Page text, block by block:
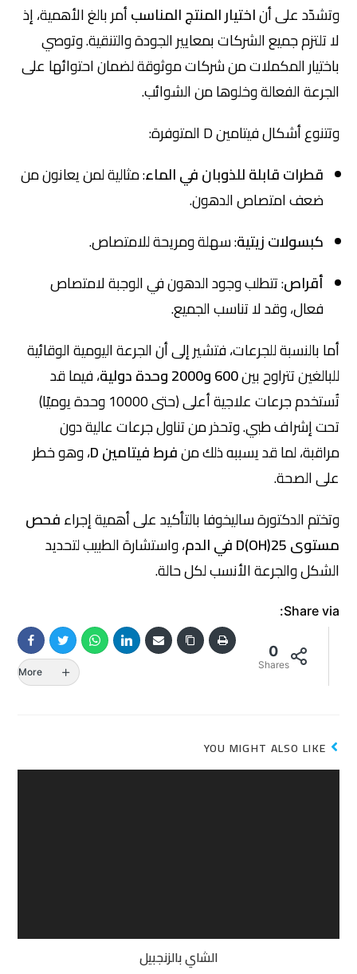
وتشدّد على أناختيار المنتج المناسبأمر بالغ الأهمية، إذ
لا تلتزم جميع الشركات بمعايير الجودة والتنقية. وتوصي
باختيار المكملات من شركات موثوقة لضمان احتوائها على
الجرعة الفعالة وخلوها من الشوائب.
وتتنوع أشكال فيتامين D المتوفرة:
قطرات قابلة للذوبان في الماء: مثالية لمن يعانون من
ضعف امتصاص الدهون.
كبسولات زيتية: سهلة ومريحة للامتصاص.
أقراص: تتطلب وجود الدهون في الوجبة لامتصاص
فعال، وقد لا تناسب الجميع.
أما بالنسبة للجرعات، فتشير إلى أن الجرعة اليومية الوقائية
للبالغين تتراوح بين600 و2000 وحدة دولية
، فيما قد
تُستخدم جرعات علاجية أعلى (حتى 10000 وحدة يوميًا)
تحت إشراف طبي. وتحذر من تناول جرعات عالية دون
مراقبة، لما قد يسببه ذلك منفرط فيتامين D ، وهو خطر
على الصحة.
وتختم الدكتورة ساليخوفا بالتأكيد على أهمية إجراءفحص
مستوى 25(OH)D في الدم
، واستشارة الطبيب لتحديد
الشكل والجرعة الأنسب لكل حالة.
Share via:
0
Shares
More
YOU MIGHT ALSO LIKE
الشاي بالزنجبيل